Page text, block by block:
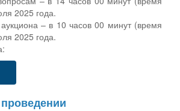
2025 года.
– в 10 часов 00 минут (время
2025 года.